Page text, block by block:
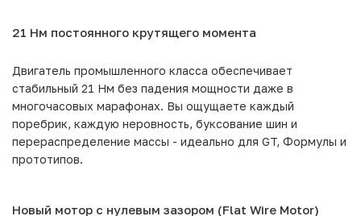
21 Нм постоянного крутящего момента
Двигатель промышленного класса обеспечивает
стабильный 21 Нм без падения мощности даже в
многочасовых марафонах. Вы ощущаете каждый
поребрик, каждую неровность, буксование шин и
перераспределение массы - идеально для GT, Формулы и
прототипов.
Новый мотор с нулевым зазором (Flat Wire Motor)